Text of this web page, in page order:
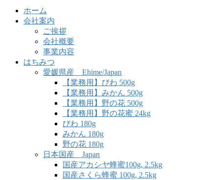
ホーム
会社案内
ご挨拶
会社概要
事業内容
はちみつ
愛媛県産 Ehime/Japan
【業務用】びわ 500g
【業務用】みかん 500g
【業務用】野の花 500g
【業務用】野の花蜜 24kg
びわ 180g
みかん 180g
野の花 180g
日本国産 Japan
国産アカシヤ蜂蜜100g, 2.5kg
国産さくら蜂蜜 100g, 2.5kg